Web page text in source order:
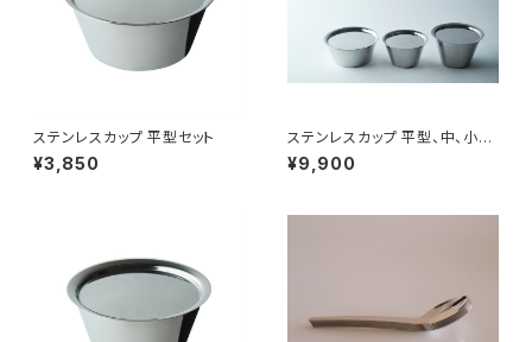
ステンレスカップ 平型セット
¥3,850
ステンレスカップ 平型、中、小、
蓋セット
¥9,900